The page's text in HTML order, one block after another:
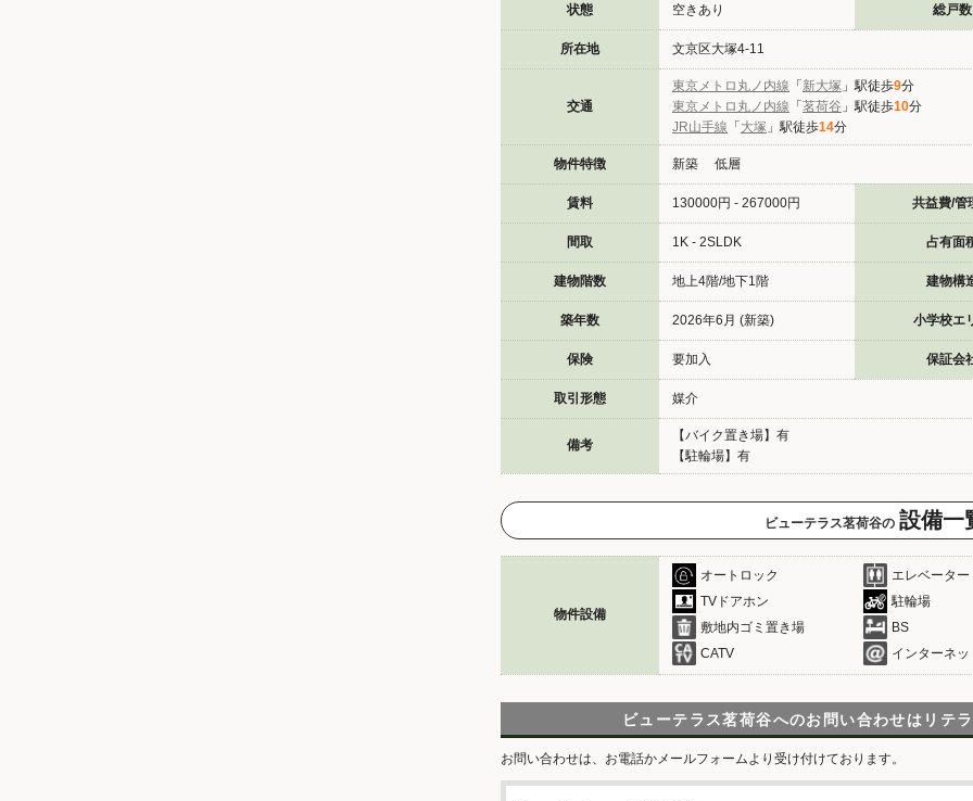
状態 空きあり 総戸数
所在地 文京区大塚4-11
交通
東京メトロ丸ノ内線 「新大塚 」駅徒歩9分
東京メトロ丸ノ内線 「茗荷谷 」駅徒歩10分
JR山手線 「大塚 」駅徒歩14分
物件特徴 新築 低層
賃料 130000円 - 267000円 共益費/管
間取 1K - 2SLDK 占有面
建物階数 地上4階/地下1階 建物構
築年数 2026年6月 (新築) 小学校エ
保険 要加入 保証会
取引形態 媒介
備考
【バイク置き場】有
【駐輪場】有
ビューテラス茗荷谷の 設備一
物件設備
オートロック
エレベーター
TVドアホン
駐輪場
敷地内ゴミ置き場
BS
CATV
インターネッ
ビューテラス茗荷谷へのお問い合わせは リテ
お問い合わせは、お電話かメールフォームより受け付けております。